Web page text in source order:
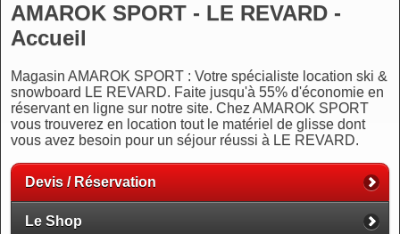
AMAROK SPORT - LE REVARD -
Accueil
Magasin AMAROK SPORT : Votre spécialiste location ski &
snowboard LE REVARD. Faite jusqu'à 55% d'économie en
réservant en ligne sur notre site. Chez AMAROK SPORT
vous trouverez en location tout le matériel de glisse dont
vous avez besoin pour un séjour réussi à LE REVARD.
Devis / Réservation
Le Shop